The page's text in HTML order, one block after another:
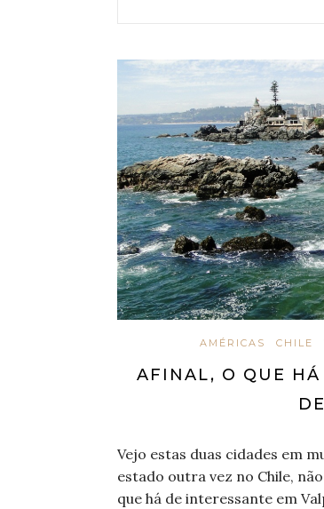
AMÉRICAS CHILE
AFINAL, O QUE
Vejo estas duas cidades em
estado outra vez no Chile,
que há de interessante em